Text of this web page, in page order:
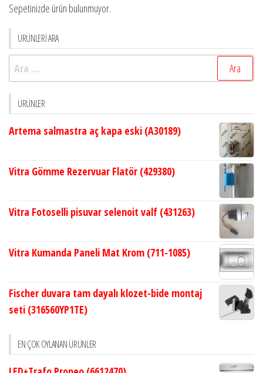
Sepetinizde ürün bulunmuyor.
ÜRÜNLERİ ARA
Arama:
ÜRÜNLER
Artema salmastra aç kapa eski (A30189)
Vitra Gömme Rezervuar Flatör (429380)
Vitra Fotoselli pisuvar selenoit valf (431263)
Vitra Kumanda Paneli Mat Krom (711-1085)
Fischer duvara tam dayalı klozet-bide montaj
seti (316560YP1TE)
EN ÇOK OYLANAN ÜRÜNLER